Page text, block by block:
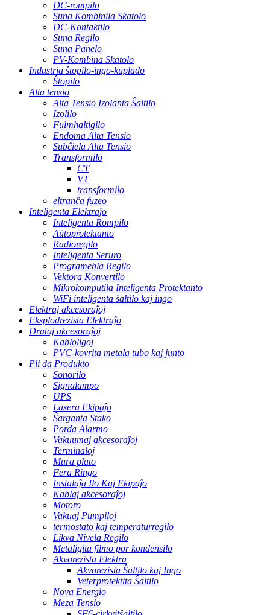
DC-rompilo
Suna Kombinila Skatolo
DC-Kontaktilo
Suna Regilo
Suna Panelo
PV-Kombina Skatolo
Industria ŝtopilo-ingo-kuplado
Ŝtopilo
Alta tensio
Alta Tensio Izolanta Ŝaltilo
Izolilo
Fulmhaltigilo
Endoma Alta Tensio
Subĉiela Alta Tensio
Transformilo
CT
VT
transformilo
eltranĉa fuzeo
Inteligenta Elektraĵo
Inteligenta Rompilo
Aŭtoprotektanto
Radioregilo
Inteligenta Seruro
Programebla Regilo
Vektora Konvertilo
Mikrokomputila Inteligenta Protektanto
WiFi inteligenta ŝaltilo kaj ingo
Elektraj akcesoraĵoj
Eksplodrezista Elektraĵo
Drataj akcesoraĵoj
Kabloligoj
PVC-kovrita metala tubo kaj junto
Pli da Produkto
Sonorilo
Signalampo
UPS
Lasera Ekipaĵo
Ŝarganta Stako
Porda Alarmo
Vakuumaj akcesoraĵoj
Terminaloj
Mura plato
Fera Ringo
Instalaĵa Ilo Kaj Ekipaĵo
Kablaj akcesoraĵoj
Motoro
Vakuaj Pumpiloj
termostato kaj temperaturregilo
Likva Nivela Regilo
Metaligita filmo por kondensilo
Akvorezista Elektra
Akvorezista Ŝaltilo kaj Ingo
Veterprotektita Ŝaltilo
Nova Energio
Meza Tensio